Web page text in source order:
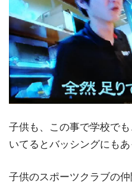
子供も、この事で学校で
いてるとバッシングにもあ
子供のスポーツクラブの